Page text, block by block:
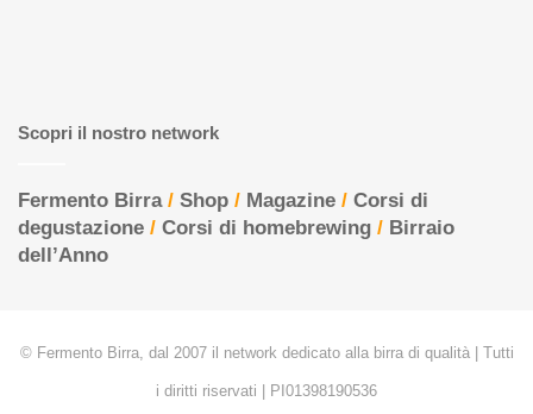
Scopri il nostro network
Fermento Birra/ Shop / Magazine / Corsi di
degustazione / Corsi di homebrewing / Birraio
dell’Anno
© Fermento Birra, dal 2007 il network dedicato alla birra di qualità | Tutti
i diritti riservati | PI01398190536